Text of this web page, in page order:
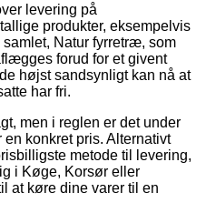
levering på
produkter, eksempelvis
Natur fyrretræ, som
forud for et givent
højst sandsynligt kan nå at
har fri.
men i reglen er det under
en konkret pris. Alternativt
metode til levering,
i Køge, Korsør eller
at køre dine varer til en